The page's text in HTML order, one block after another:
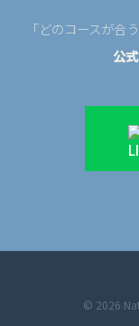
「どのコースが合
公
© 2026